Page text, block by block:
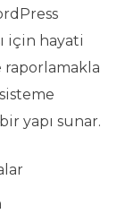
için hayati
raporlamakla
yapı sunar.